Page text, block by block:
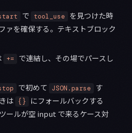
で tool_use
を見つけた時
ァを確保する。テキストブロック
+=
で連結し、その場でパースし
で初めて JSON.parse
す
は
{}
にフォールバックする
ールが空 input で来るケース対